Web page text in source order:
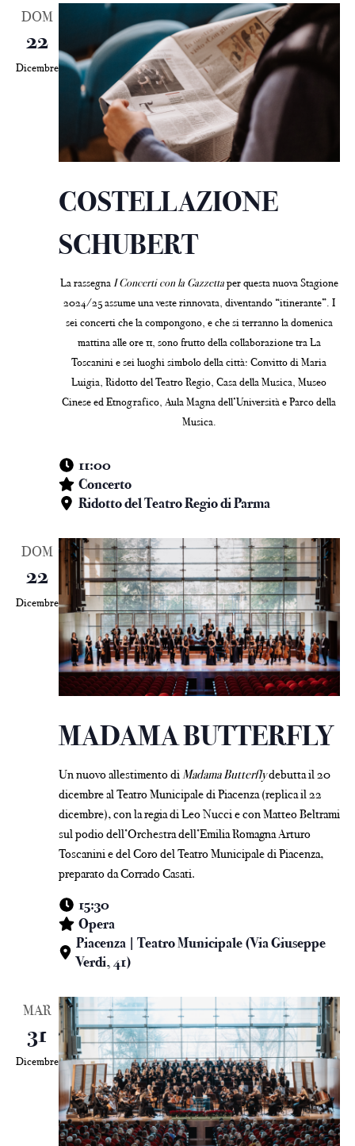
DOM
22
Dicembre
COSTELLAZIONE
SCHUBERT
La rassegnaI Concerti con la Gazzettaper questa nuova Stagione
2024/25 assume una veste rinnovata, diventando “itinerante”. I
sei concerti che la compongono, e che si terranno la domenica
mattina alle ore 11, sono frutto della collaborazione tra La
Toscanini e sei luoghi simbolo della città: Convitto di Maria
Luigia, Ridotto del Teatro Regio, Casa della Musica, Museo
Cinese ed Etnografico, Aula Magna dell’Università e Parco della
Musica.
11:00
Concerto
Ridotto del Teatro Regio di Parma
DOM
22
Dicembre
MADAMA BUTTERFLY
Un nuovo allestimento diMadama Butterflydebutta il 20
dicembre al Teatro Municipale di Piacenza (replica il 22
dicembre), con la regia di Leo Nucci e con Matteo Beltrami
sul podio dell’Orchestra dell’Emilia Romagna Arturo
Toscanini e del Coro del Teatro Municipale di Piacenza,
preparato da Corrado Casati.
15:30
Opera
Piacenza | Teatro Municipale (Via Giuseppe
Verdi, 41)
MAR
31
Dicembre